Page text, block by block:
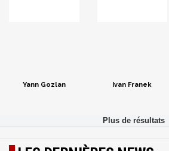
Yann Gozlan Ivan Franek